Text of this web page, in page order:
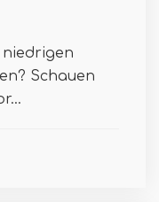
niedrigen
Schauen